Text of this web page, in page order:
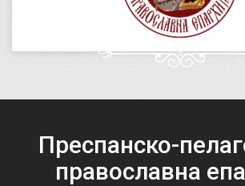
Преспанско-
православна